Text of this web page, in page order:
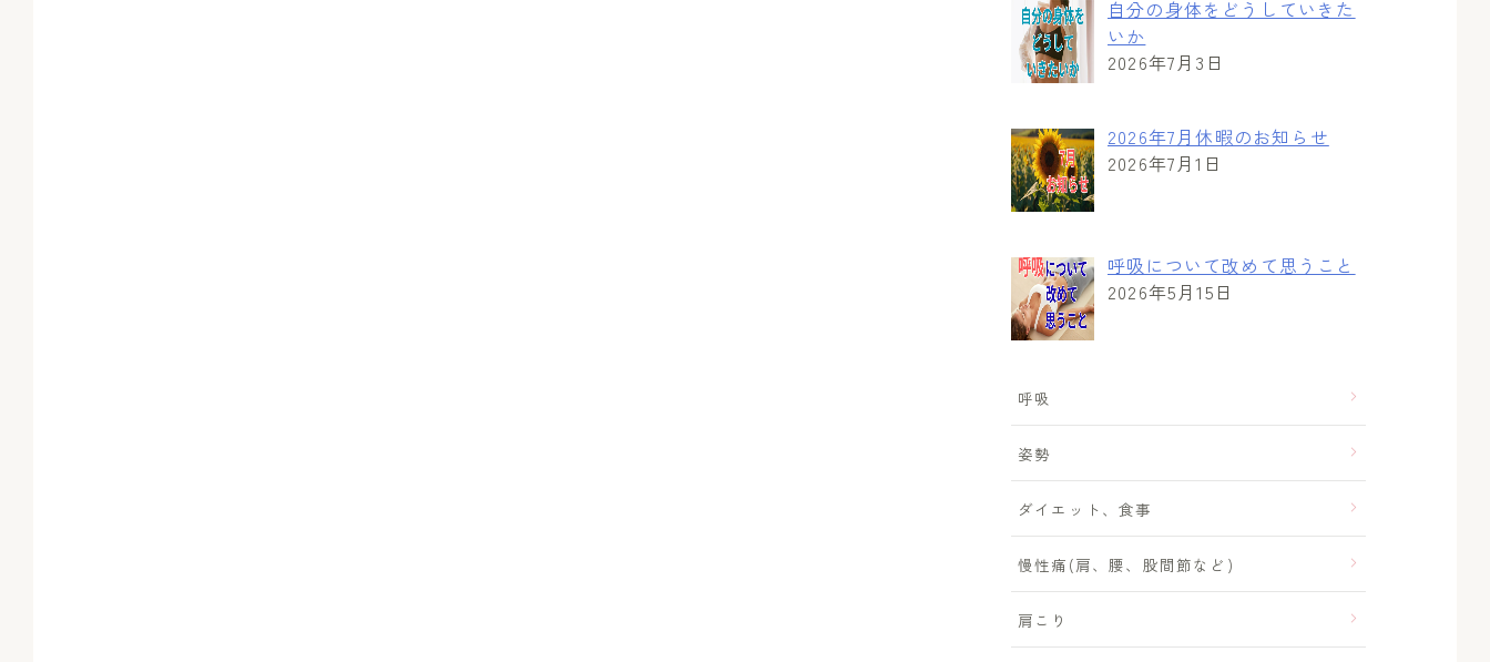
自分の身体をどうしていきた
いか
2026年7月3日
2026年7月休暇のお知らせ
2026年7月1日
呼吸について改めて思うこと
2026年5月15日
呼吸
姿勢
ダイエット、食事
慢性痛(肩、腰、股間節など)
肩こり